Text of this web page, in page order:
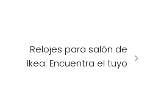
Relojes para salón de
Ikea: Encuentra el tuyo